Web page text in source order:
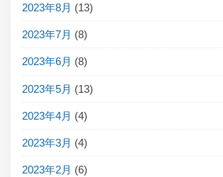
2023年8月 (13)
2023年7月 (8)
2023年6月 (8)
2023年5月 (13)
2023年4月 (4)
2023年3月 (4)
2023年2月 (6)